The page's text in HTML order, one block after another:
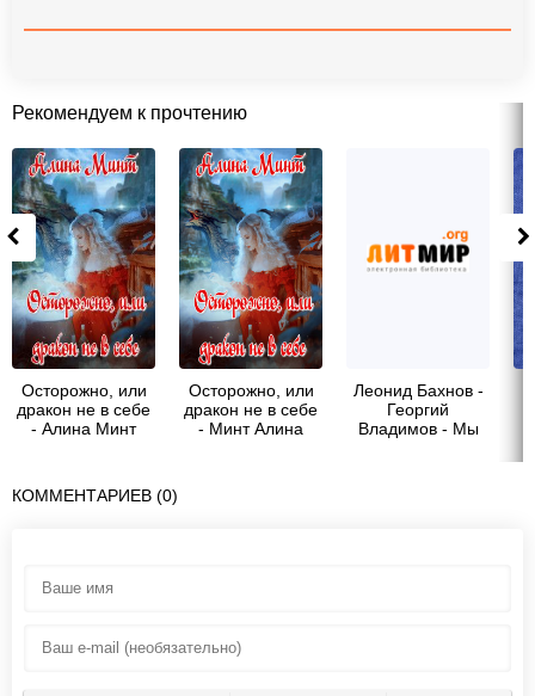
Рекомендуем к прочтению
Осторожно, или
дракон не в себе
- Алина Минт
Осторожно, или
дракон не в себе
- Минт Алина
Леонид Бахнов -
Георгий
Владимов - Мы
КОММЕНТАРИЕВ (0)